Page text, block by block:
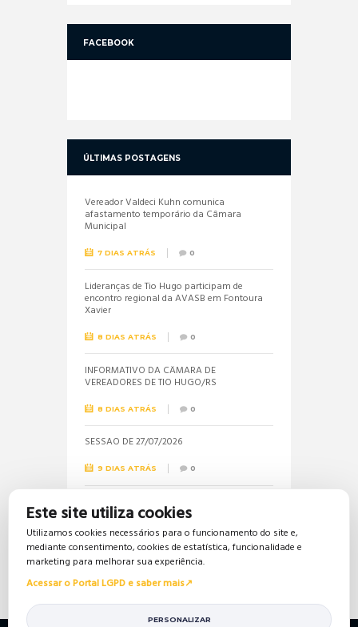
FACEBOOK
ÚLTIMAS POSTAGENS
Vereador Valdeci Kuhn comunica
afastamento temporário da Câmara
Municipal
7 DIAS ATRÁS 0
Lideranças de Tio Hugo participam de
encontro regional da AVASB em Fontoura
Xavier
8 DIAS ATRÁS 0
INFORMATIVO DA CÂMARA DE
VEREADORES DE TIO HUGO/RS
8 DIAS ATRÁS 0
SESSÃO DE 27/07/2026
9 DIAS ATRÁS 0
Informações sobre a realização do próximo
concurso público são solicitadas pela
vereadora Jéssica
17 DIAS ATRÁS 0
Este site utiliza cookies
Utilizamos cookies necessários para o funcionamento do site e,
mediante consentimento, cookies de estatística, funcionalidade e
marketing para melhorar sua experiência.
Acessar o Portal LGPD e saber mais
PERSONALIZAR